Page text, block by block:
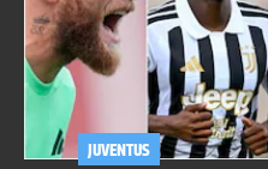
JUVENTUS